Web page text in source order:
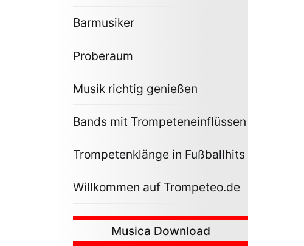
Barmusiker
Proberaum
Musik richtig genießen
Bands mit Trompeteneinflüssen
Trompetenklänge in Fußballhits
Willkommen auf Trompeteo.de
Musica Download